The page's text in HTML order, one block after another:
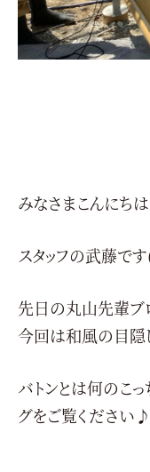
みなさまこんにち
スタッフの武藤で
先日の丸山先輩ブ
今回は和風の目隠
バトンとは何のこ
グをご覧ください